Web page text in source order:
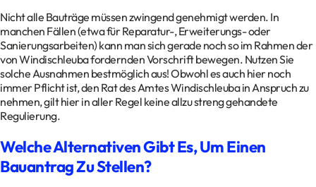
Nicht alle Bauträge müssen zwingend genehmigt werden. In
manchen Fällen (etwa für Reparatur-, Erweiterungs- oder
Sanierungsarbeiten) kann man sich gerade noch so im Rahmen der
von Windischleuba fordernden Vorschrift bewegen. Nutzen Sie
solche Ausnahmen bestmöglich aus! Obwohl es auch hier noch
immer Pflicht ist, den Rat des Amtes Windischleuba in Anspruch zu
nehmen, gilt hier in aller Regel keine allzu streng gehandete
Regulierung.
Welche Alternativen Gibt Es, Um Einen
Bauantrag Zu Stellen?